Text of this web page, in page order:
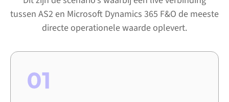
tussen AS2 en Microsoft Dynamics 365 F&O de meeste
directe operationele waarde oplevert.
01